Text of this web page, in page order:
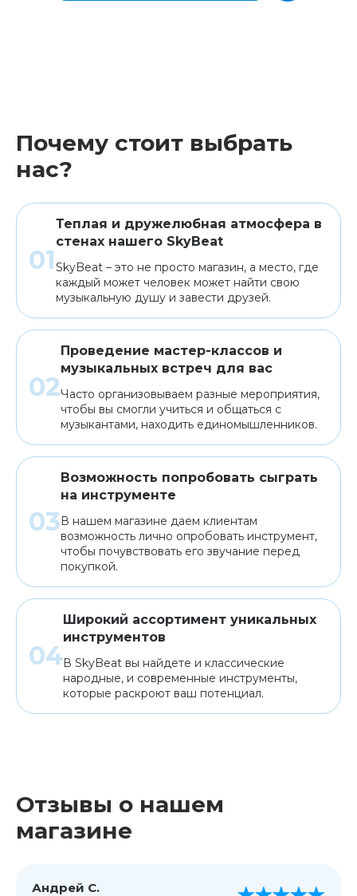
Почему стоит выбрать
нас?
Теплая и дружелюбная атмосфера в
стенах нашего SkyBeat
SkyBeat – это не просто магазин, а место, где
каждый может человек может найти свою
музыкальную душу и завести друзей.
Проведение мастер-классов и
музыкальных встреч для вас
Часто организовываем разные мероприятия,
чтобы вы смогли учиться и общаться с
музыкантами, находить единомышленников.
Возможность попробовать сыграть
на инструменте
В нашем магазине даем клиентам
возможность лично опробовать инструмент,
чтобы почувствовать его звучание перед
покупкой.
Широкий ассортимент уникальных
инструментов
В SkyBeat вы найдете и классические
народные, и современные инструменты,
которые раскроют ваш потенциал.
Отзывы о нашем
магазине
Андрей С.